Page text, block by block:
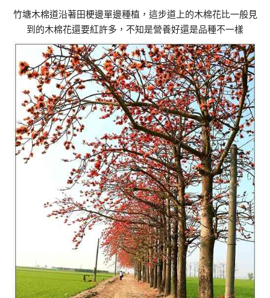
竹塘木棉道沿著田梗邊單邊種植，這步道上的木棉花比一般見
到的木棉花還要紅許多，不知是營養好還是品種不一樣